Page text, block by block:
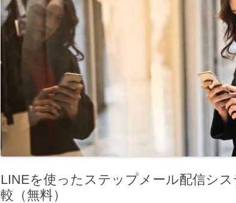
LINEを使ったステップメール配信シ
較（無料）